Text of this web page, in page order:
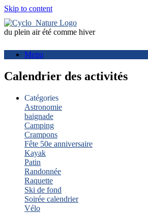
Skip to content
du plein air été comme hiver
Menu
Calendrier des activités
Catégories
Astronomie
baignade
Camping
Crampons
Fête 50e anniversaire
Kayak
Patin
Randonnée
Raquette
Ski de fond
Soirée calendrier
Vélo